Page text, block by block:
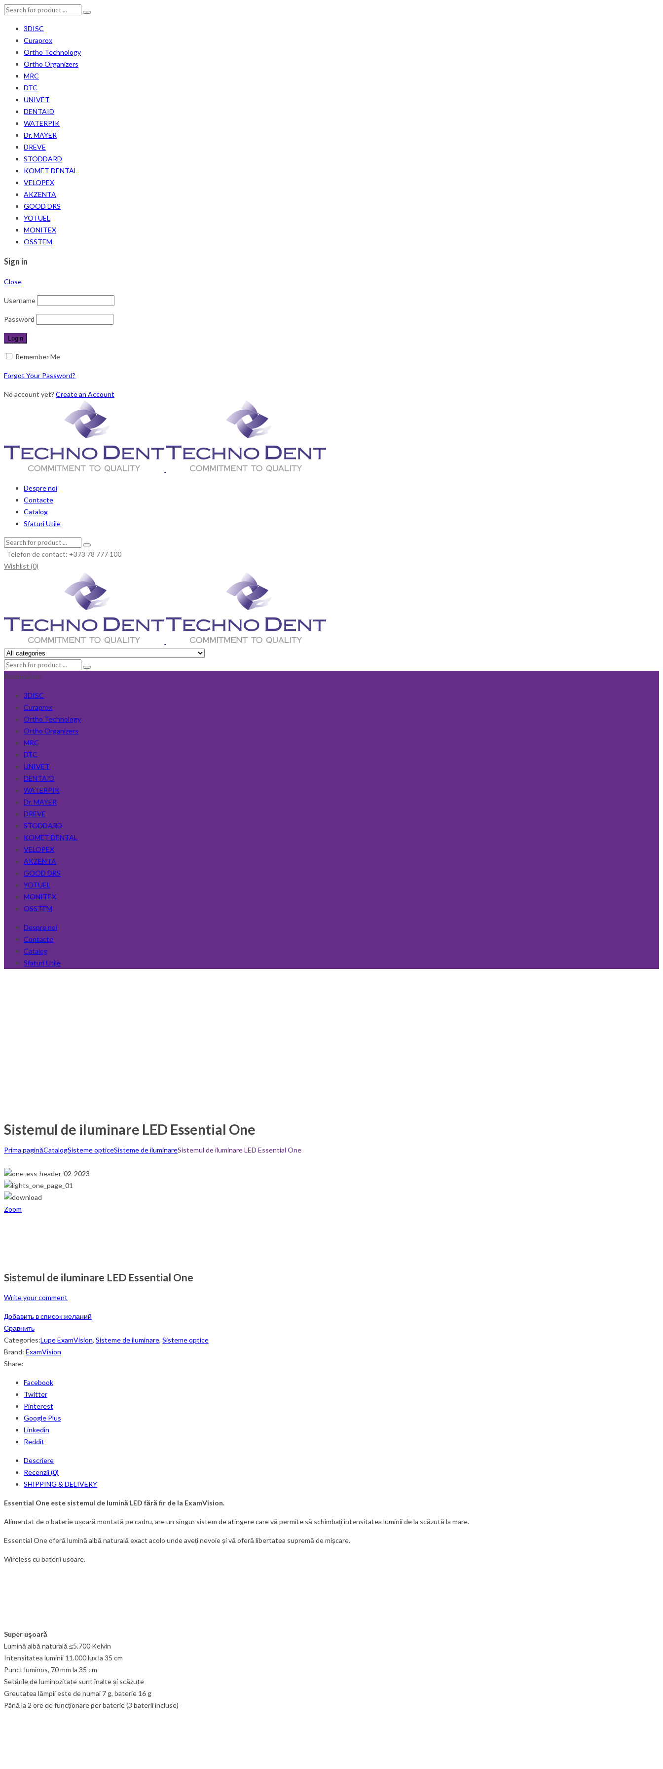
3DISC
Curaprox
Ortho Technology
Ortho Organizers
MRC
DTC
UNIVET
DENTAID
WATERPIK
Dr. MAYER
DREVE
STODDARD
KOMET DENTAL
VELOPEX
AKZENTA
GOOD DRS
YOTUEL
MONITEX
OSSTEM
Sign in
Close
Username
Password
Remember Me
Forgot Your Password?
No account yet? Create an Account
Despre noi
Contacte
Catalog
Sfaturi Utile
Telefon de contact: +373 78 777 100
Wishlist (0)
Producători
3DISC
Curaprox
Ortho Technology
Ortho Organizers
MRC
DTC
UNIVET
DENTAID
WATERPIK
Dr. MAYER
DREVE
STODDARD
KOMET DENTAL
VELOPEX
AKZENTA
GOOD DRS
YOTUEL
MONITEX
OSSTEM
Despre noi
Contacte
Catalog
Sfaturi Utile
Sistemul de iluminare LED Essential One
Prima paginăCatalogSisteme opticeSisteme de iluminareSistemul de iluminare LED Essential One
Zoom
Sistemul de iluminare LED Essential One
Write your comment
Добавить в список желаний
Сравнить
Categories:Lupe ExamVision, Sisteme de iluminare, Sisteme optice
Brand: ExamVision
Share:
Facebook
Twitter
Pinterest
Google Plus
Linkedin
Reddit
Descriere
Recenzii (0)
SHIPPING & DELIVERY
Essential One este sistemul de lumină LED fără fir de la ExamVision.
Alimentat de o baterie ușoară montată pe cadru, are un singur sistem de atingere care vă permite să schimbați intensitatea luminii de la scăzută la mare.
Essential One oferă lumină albă naturală exact acolo unde aveți nevoie și vă oferă libertatea supremă de mișcare.
Wireless cu baterii usoare.
Super ușoară
Lumină albă naturală ≤5.700 Kelvin
Intensitatea luminii 11.000 lux la 35 cm
Punct luminos, 70 mm la 35 cm
Setările de luminozitate sunt înalte și scăzute
Greutatea lămpii este de numai 7 g, baterie 16 g
Până la 2 ore de funcționare per baterie (3 baterii incluse)